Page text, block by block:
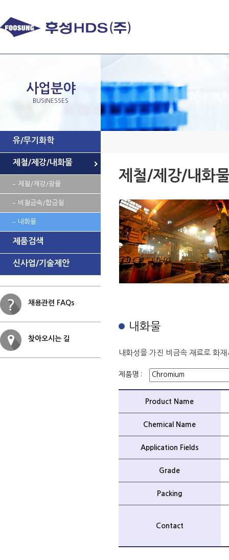
사업분야
BUSINESSES
유/무기화학
제철/제강/내화물
제철/제강/광물
비철금속/합금철
내화물
제품검색
신사업/기술제안
채용관련 FAQs
찾아오시는 길
제철/제강/내화
내화물
내화성을 가진 비금속 재료로 화
제품명 :
Product Name
Chemical Name
Application Fields
Grade
Packing
Contact